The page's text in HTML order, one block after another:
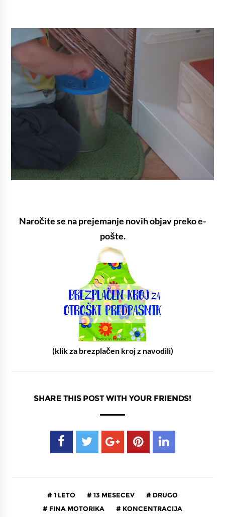
Naročite se na prejemanje novih objav preko e-
pošte.
(klik za brezplačen kroj z navodili)
SHARE THIS POST WITH YOUR FRIENDS!
1 LETO 13 MESECEV
DRUGO
FINA MOTORIKA
KONCENTRACIJA